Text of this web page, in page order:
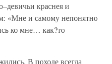
краснея и
«Мне и самому непонятно
ко мне… как?то
В походе всегда